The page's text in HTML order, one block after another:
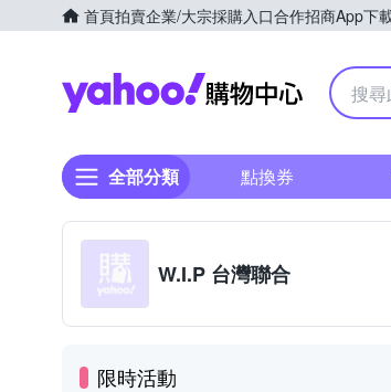
首頁拍賣企業/大宗採購入口合作招商App下
Yahoo購物
全部分類 點換券
W.I.P 台灣聯合
限時活動